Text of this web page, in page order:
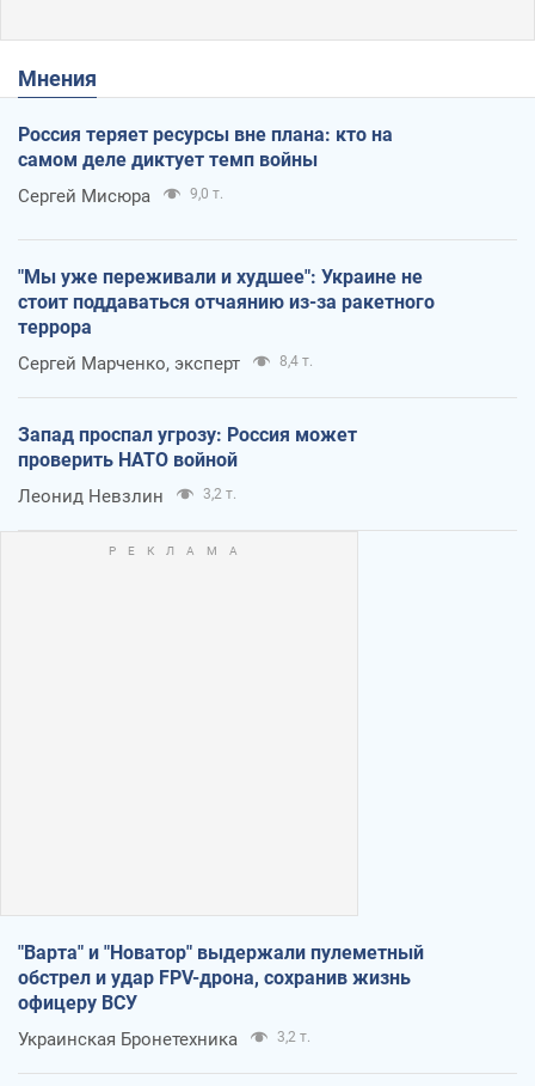
Мнения
Россия теряет ресурсы вне плана: кто на
самом деле диктует темп войны
Сергей Мисюра 9,0 т.
"Мы уже переживали и худшее": Украине не
стоит поддаваться отчаянию из-за ракетного
террора
Сергей Марченко, эксперт 8,4 т.
Запад проспал угрозу: Россия может
проверить НАТО войной
Леонид Невзлин 3,2 т.
"Варта" и "Новатор" выдержали пулеметный
обстрел и удар FPV-дрона, сохранив жизнь
офицеру ВСУ
Украинская Бронетехника 3,2 т.